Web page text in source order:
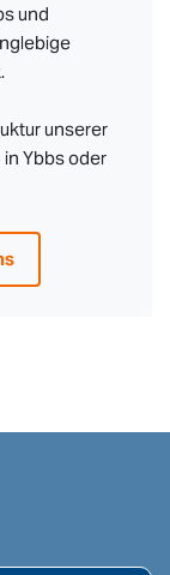
und
unserer
Ybbs oder